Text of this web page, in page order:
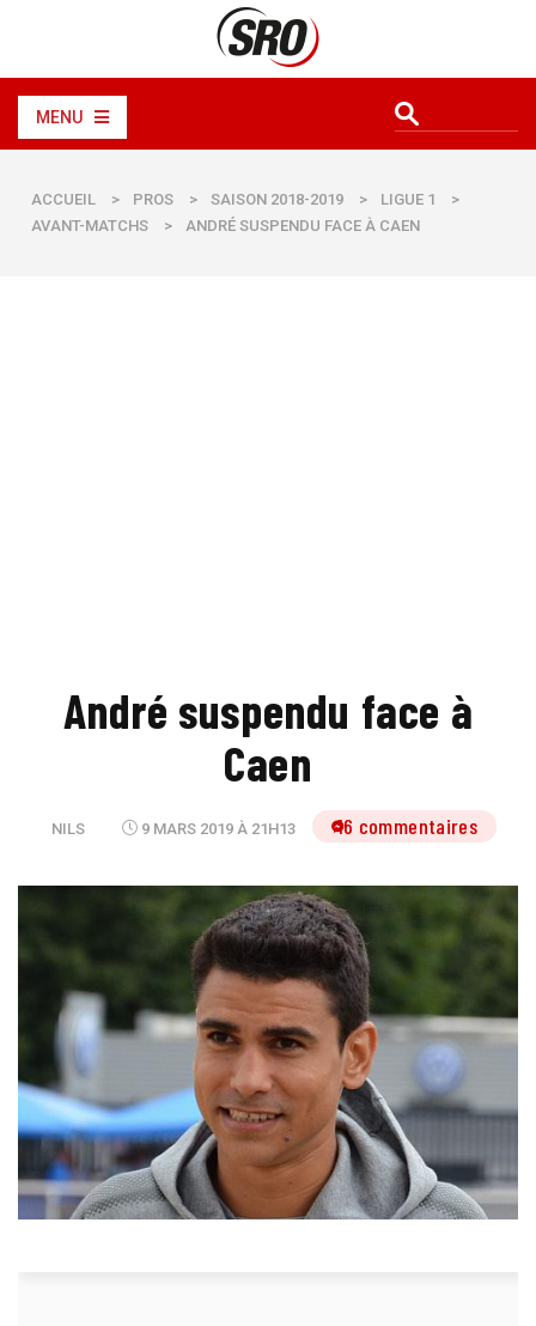
MENU
ACCUEIL > PROS > SAISON 2018-2019 > LIGUE 1
>
AVANT-MATCHS
> ANDRÉ SUSPENDU FACE À CAEN
André suspendu face à
Caen
NILS 9 MARS 2019 À 21H13 16 commentaires